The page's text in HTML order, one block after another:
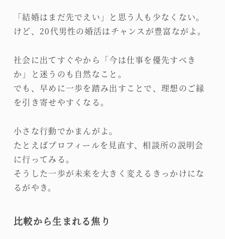
「結婚はまだ先でえい」と思う人も少なくない。
けど、20代男性の婚活はチャンスが豊富ながよ。
社会に出てすぐやから「今は仕事を優先すべき
か」と迷うのも自然なこと。
でも、早めに一歩を踏み出すことで、理想のご縁
を引き寄せやすくなる。
小さな行動でかまんがよ。
たとえばプロフィールを見直す、相談所の説明会
に行ってみる。
そうした一歩が未来を大きく変えるきっかけにな
るがやき。
比較から生まれる焦り